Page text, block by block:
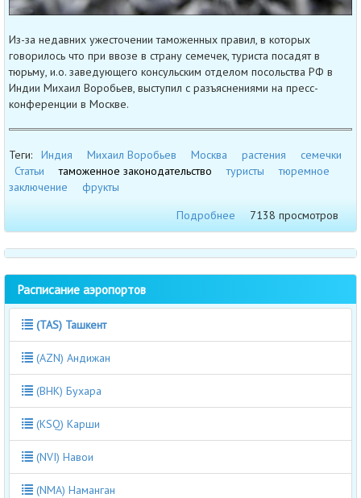
Из-за недавних ужесточении таможенных правил, в которых
говорилось что при ввозе в страну семечек, туриста посадят в
тюрьму, и.о. заведующего консульским отделом посольства РФ в
Индии Михаил Воробьев, выступил с разъяснениями на пресс-
конференции в Москве.
Теги: Индия Михаил Воробьев Москва растения
семечки
Статьи
таможенное законодательство туристы
тюремное
заключение
фрукты
Подробнее
7138 просмотров
Расписание аэропортов
(TAS) Ташкент
(AZN) Андижан
(BHK) Бухара
(KSQ) Карши
(NVI) Навои
(NMA) Наманган